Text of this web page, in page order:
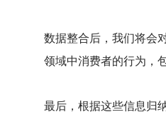
数据整合后，我们将会
领域中消费者的行为，
最后，根据这些信息归